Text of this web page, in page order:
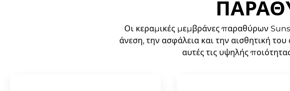
Οι κεραμικές μεμβράνες παραθύρων
άνεση, την ασφάλεια και την αισθητική
αυτές τις υψηλής